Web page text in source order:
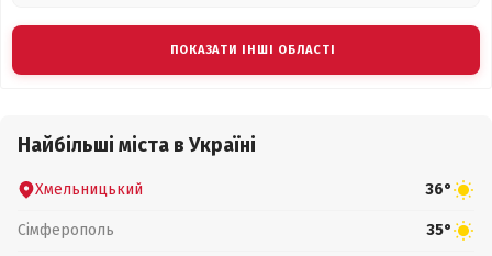
ПОКАЗАТИ ІНШІ ОБЛАСТІ
Найбільші міста в Україні
Хмельницький 36°
Сімферополь 35°